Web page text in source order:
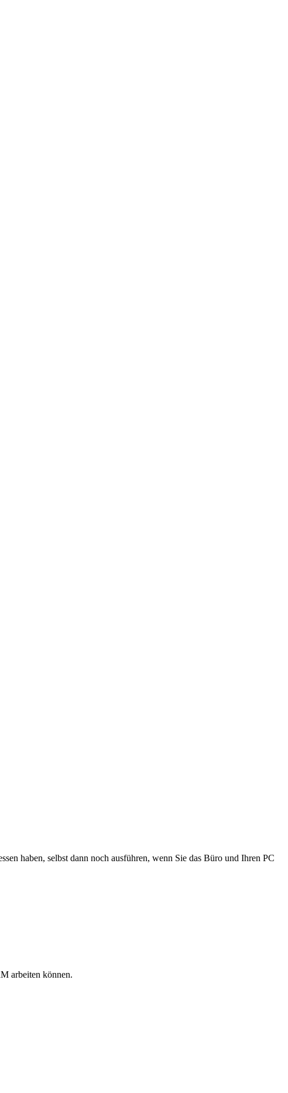
haben, selbst dann noch ausführen, wenn Sie das Büro und Ihren PC
arbeiten können.